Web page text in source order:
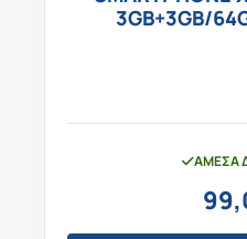
3GB+3GB/
ΆΜΕΣΑ